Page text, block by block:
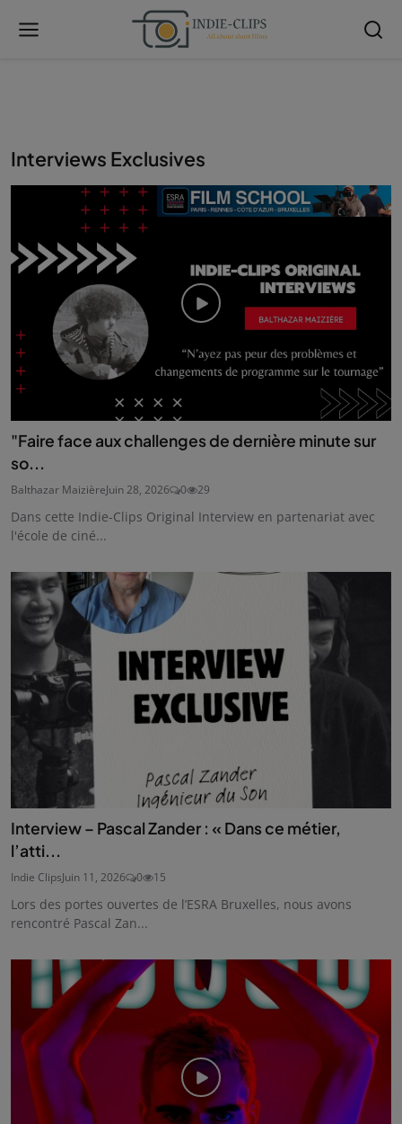
Interviews Exclusives
"Faire face aux challenges de dernière minute sur
so...
Balthazar MaizièreJuin 28, 2026 0 29
Dans cette Indie-Clips Original Interview en partenariat avec
l'école de ciné...
Interview – Pascal Zander : « Dans ce métier,
l’atti...
Indie ClipsJuin 11, 2026 0 15
Lors des portes ouvertes de l’ESRA Bruxelles, nous avons
rencontré Pascal Zan...